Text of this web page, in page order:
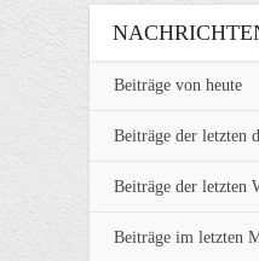
Beiträge von heute
Beiträge der letzten
Beiträge der letzten
Beiträge im letzten